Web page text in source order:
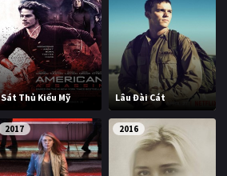
Sát Thủ Kiểu Mỹ Lâu Đài Cát
2017 2016